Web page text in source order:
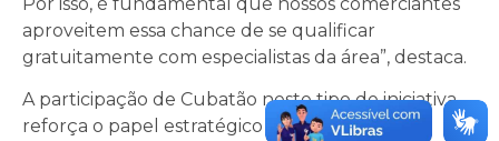
aproveitem essa chance de se qualificar
gratuitamente com especialistas da área”, destaca.
A participação de Cubatão neste tipo de iniciativa
reforça o papel estratégico do município no